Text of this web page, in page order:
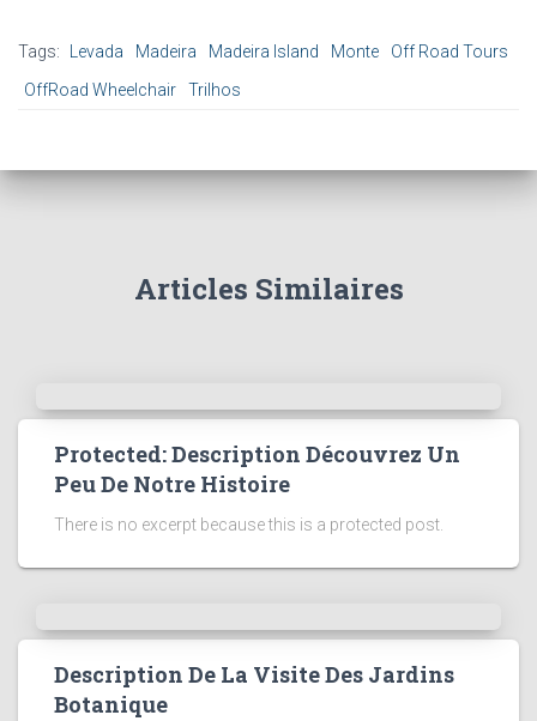
Tags: Levada Madeira Madeira Island Monte
Off Road Tours
OffRoad Wheelchair
Trilhos
Articles Similaires
Protected: Description Découvrez Un
Peu De Notre Histoire
There is no excerpt because this is a protected post.
Description De La Visite Des Jardins
Botanique